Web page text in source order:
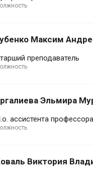
Максим
преподаватель
Эльмира
ассистента профессора
Виктория